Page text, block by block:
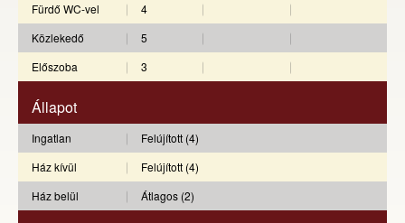
Fürdő WC-vel
4
Közlekedő
5
Előszoba
3
Állapot
Ingatlan
Felújított (4)
Ház kívül
Felújított (4)
Ház belül
Átlagos (2)